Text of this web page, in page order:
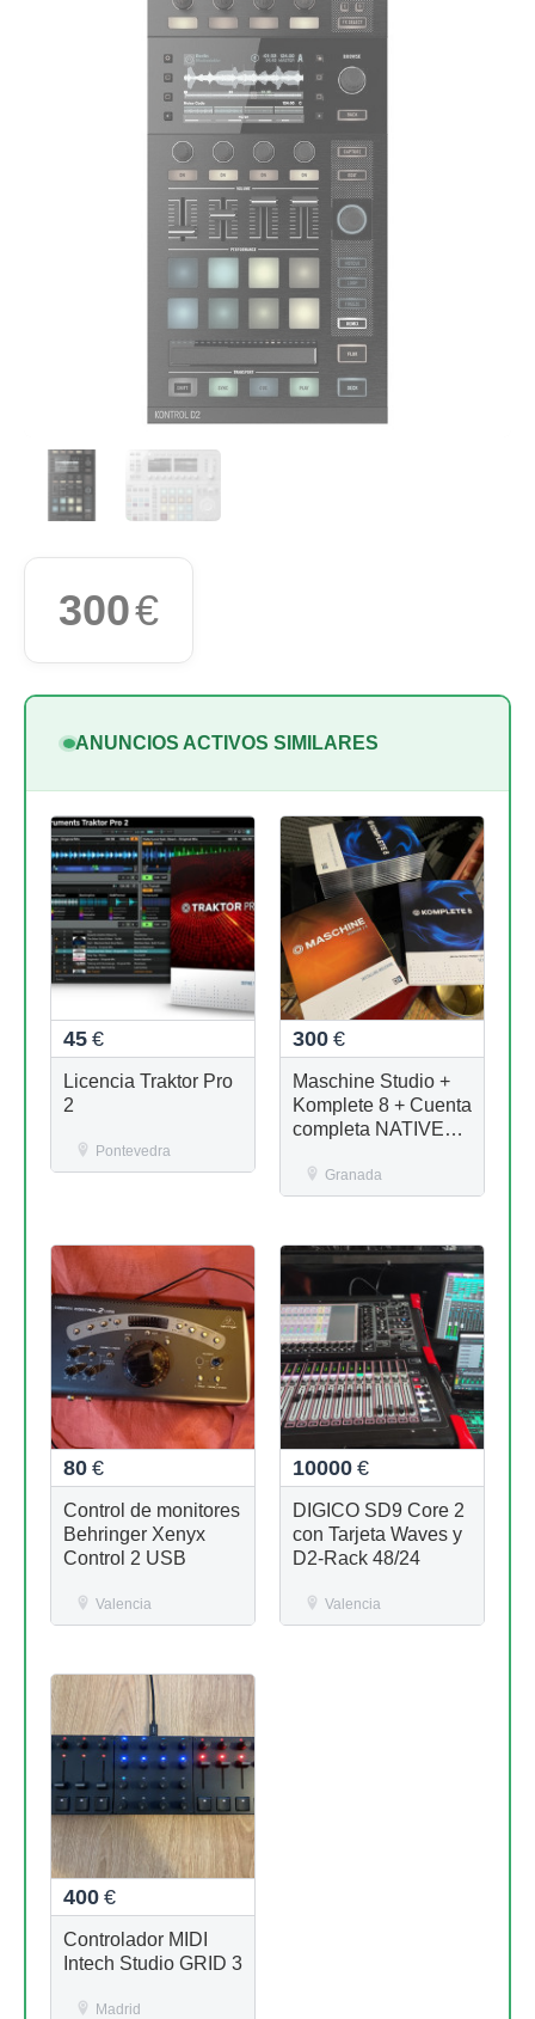
300€
ANUNCIOS ACTIVOS SIMILARES
45 €
Licencia Traktor Pro
2
Pontevedra
300 €
Maschine Studio +
Komplete 8 + Cuenta
completa NATIVE
Granada
80 €
Control de monitores
Behringer Xenyx
Control 2 USB
Valencia
10000 €
DIGICO SD9 Core 2
con Tarjeta Waves y
D2-Rack 48/24
Valencia
400 €
Controlador MIDI
Intech Studio GRID 3
Madrid